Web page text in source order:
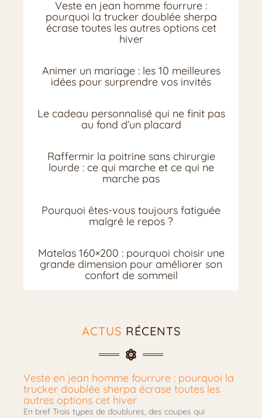
Veste en jean homme fourrure :
pourquoi la trucker doublée sherpa
écrase toutes les autres options cet
hiver
Animer un mariage : les 10 meilleures
idées pour surprendre vos invités
Le cadeau personnalisé qui ne finit pas
au fond d’un placard
Raffermir la poitrine sans chirurgie
lourde : ce qui marche et ce qui ne
marche pas
Pourquoi êtes-vous toujours fatiguée
malgré le repos ?
Matelas 160×200 : pourquoi choisir une
grande dimension pour améliorer son
confort de sommeil
ACTUS RÉCENTS
Veste en jean homme fourrure : pourquoi la
trucker doublée sherpa écrase toutes les
autres options cet hiver
En bref Trois types de doublures, des coupes qui